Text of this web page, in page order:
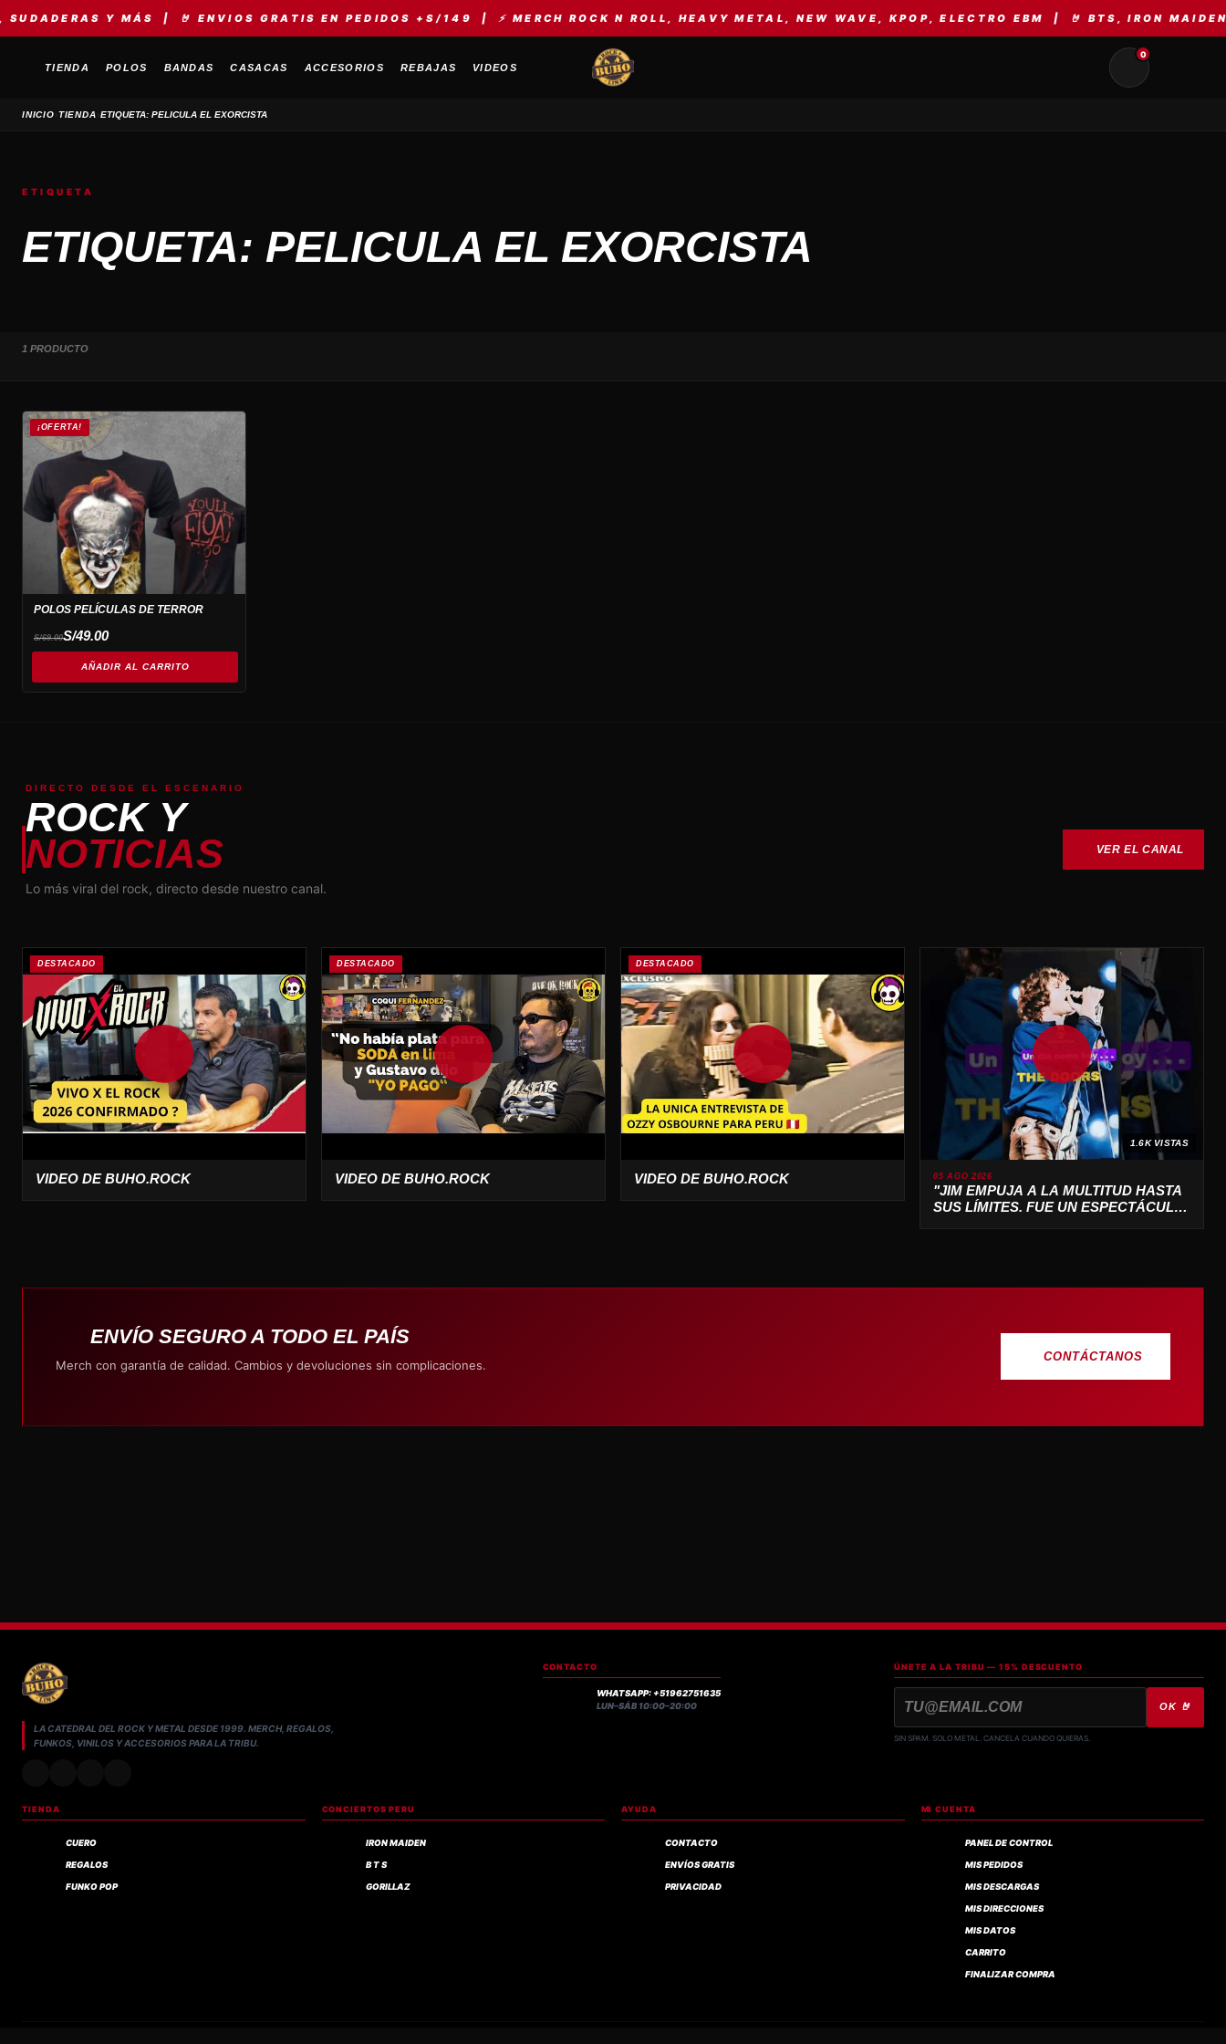
Y MÁS | 🤘 ENVIOS GRATIS EN PEDIDOS +S/149 | ⚡ MERCH ROCK N ROLL, HEAVY METAL, NEW WAVE, KPOP, ELECTRO EBM | 🤘 BTS, IRON MAIDEN,
TIENDA POLOS BANDAS CASACAS ACCESORIOS REBAJAS VIDEOS
0
INICIO›TIENDA›ETIQUETA: PELICULA EL EXORCISTA
ETIQUETA
ETIQUETA: PELICULA EL EXORCISTA
1 PRODUCTO
¡OFERTA!
POLOS PELÍCULAS DE TERROR
S/69.00
El
precio
original
S/69.00.
S/49.00
El
precio
actual
S/49.00.
AÑADIR AL CARRITO
DIRECTO DESDE EL ESCENARIO
ROCK Y
NOTICIAS
Lo más viral del rock, directo desde nuestro canal.
VER EL CANAL
DESTACADO
VIDEO DE BUHO.ROCK
DESTACADO
VIDEO DE BUHO.ROCK
DESTACADO
VIDEO DE BUHO.ROCK
1.6K VISTAS
05 AGO 2026
"JIM EMPUJA A LA MULTITUD HASTA
SUS LÍMITES. FUE UN ESPECTÁCULO
ENVÍO SEGURO A TODO EL PAÍS
Merch con garantía de calidad. Cambios y devoluciones sin complicaciones.
CONTÁCTANOS
LA CATEDRAL DEL ROCK Y METAL DESDE 1999. MERCH, REGALOS,
FUNKOS, VINILOS Y ACCESORIOS PARA LA TRIBU.
CONTACTO
WHATSAPP: +51962751635
LUN–SÁB 10:00–20:00
ÚNETE A LA TRIBU — 15% DESCUENTO
OK 🤘
SIN SPAM. SOLO METAL. CANCELA CUANDO QUIERAS.
TIENDA
CUERO
REGALOS
FUNKO POP
CONCIERTOS PERU
IRON MAIDEN
B T S
GORILLAZ
AYUDA
CONTACTO
ENVÍOS GRATIS
PRIVACIDAD
MI CUENTA
PANEL DE CONTROL
MIS PEDIDOS
MIS DESCARGAS
MIS DIRECCIONES
MIS DATOS
CARRITO
FINALIZAR COMPRA